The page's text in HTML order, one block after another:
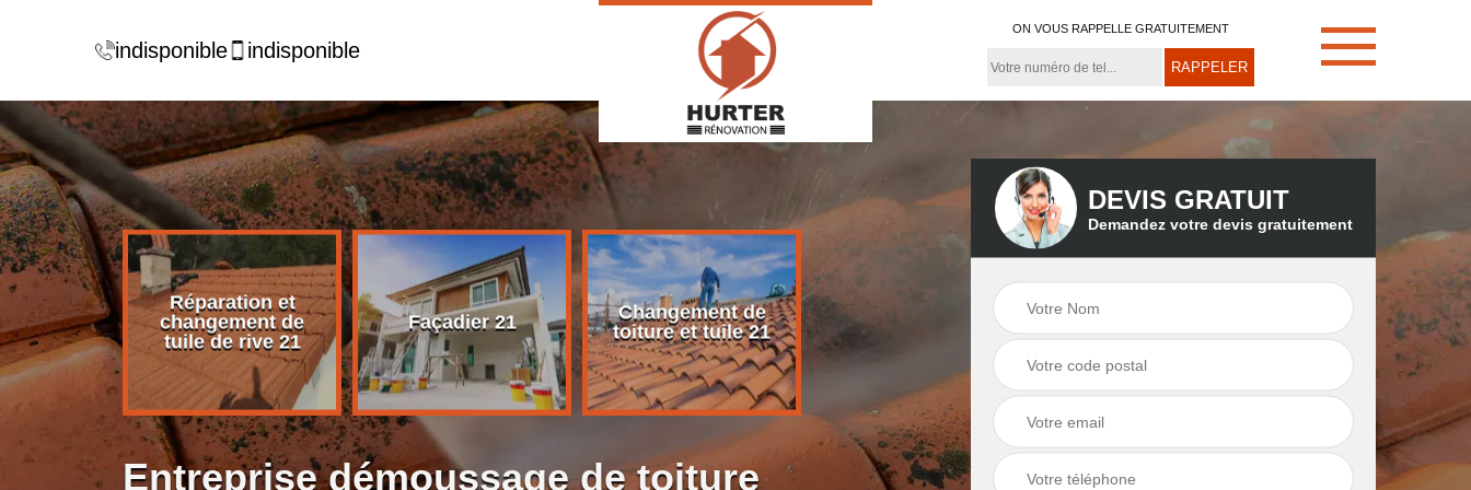
indisponible indisponible
ON VOUS RAPPELLE GRATUITEMENT
de
21
Réparation et
changement de
tuile de rive 21
Façadier 21
Changement de
toiture et tuile 21
Démoussage de
toiture 21
Couvreur zingueur
Entreprise démoussage de toiture
DEVIS GRATUIT
Demandez votre devis gratuitement